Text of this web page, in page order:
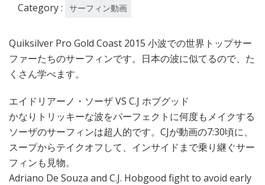
Category : サーフィン動画
Quiksilver Pro Gold Coast 2015 小波での世界トップサー
ファーたちのサーフィンです。日本の波に似てるので、た
くさん学べます。
エイドリアーノ・ソーザ VS C.J ホブグッド
かなりトリッキーな波をパーフェクトに何度もメイクする
ソーザのサーフィンは超人的です。CJが動画の7:30頃に、
スープからテイクオフして、インサイドまで乗り継ぐサー
フィンも見物。
Adriano De Souza and C.J. Hobgood fight to avoid early